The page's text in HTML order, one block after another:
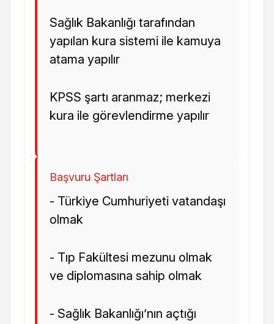
Sağlık Bakanlığı tarafından
yapılan kura sistemi ile kamuya
atama yapılır
KPSS şartı aranmaz; merkezi
kura ile görevlendirme yapılır
Başvuru Şartları
- Türkiye Cumhuriyeti vatandaşı
olmak
- Tıp Fakültesi mezunu olmak
ve diplomasına sahip olmak
- Sağlık Bakanlığı’nın açtığı